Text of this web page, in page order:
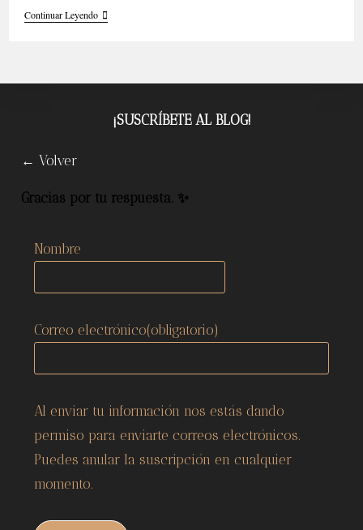
Continuar Leyendo¿Qué
Son
¡SUSCRÍBETE AL BLOG!
← Volver
Gracias por tu respuesta. ✨
Nombre
Correo electrónico(obligatorio)
Al enviar tu información nos estás dando
permiso para enviarte correos electrónicos.
Puedes anular la suscripción en cualquier
momento.